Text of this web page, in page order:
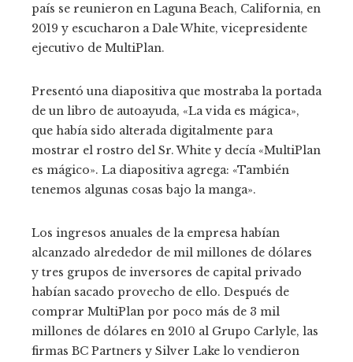
país se reunieron en Laguna Beach, California, en
2019 y escucharon a Dale White, vicepresidente
ejecutivo de MultiPlan.
Presentó una diapositiva que mostraba la portada
de un libro de autoayuda, «La vida es mágica»,
que había sido alterada digitalmente para
mostrar el rostro del Sr. White y decía «MultiPlan
es mágico». La diapositiva agrega: «También
tenemos algunas cosas bajo la manga».
Los ingresos anuales de la empresa habían
alcanzado alrededor de mil millones de dólares
y tres grupos de inversores de capital privado
habían sacado provecho de ello. Después de
comprar MultiPlan por poco más de 3 mil
millones de dólares en 2010 al Grupo Carlyle, las
firmas BC Partners y Silver Lake lo vendieron